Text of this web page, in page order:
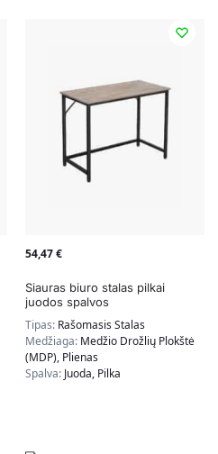
54,47€
Siauras biuro stalas pilkai
juodos spalvos
Tipas: Rašomasis Stalas
Medžiaga: Medžio Drožlių Plokštė
(MDP), Plienas
Spalva: Juoda, Pilka